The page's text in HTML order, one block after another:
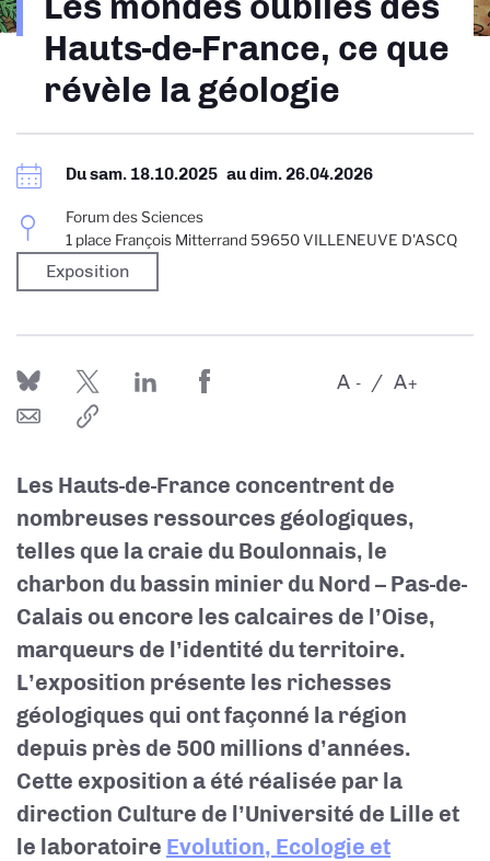
Hauts-de-France, ce que
révèle la géologie
Dusam. 18.10.2025 audim. 26.04.2026
Forum des Sciences
1 place François Mitterrand 59650 VILLENEUVE D'ASCQ
Exposition
-
A +
A
Les Hauts-de-France concentrent de
nombreuses ressources géologiques,
telles que la craie du Boulonnais, le
charbon du bassin minier du Nord – Pas-de-
Calais ou encore les calcaires de l’Oise,
marqueurs de l’identité du territoire.
L’exposition présente les richesses
géologiques qui ont façonné la région
depuis près de 500 millions d’années.
Cette exposition a été réalisée par la
direction Culture de l’Université de Lille et
le laboratoire Evolution, Ecologie et